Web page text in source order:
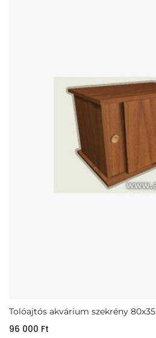
Tolóajtós akvárium szekrény 80x35
96 000 Ft